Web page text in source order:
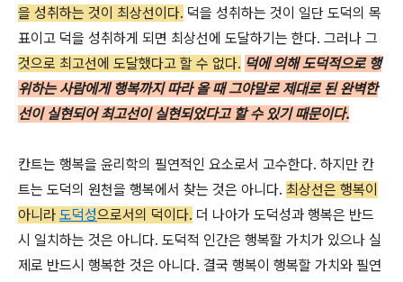
을 성취하는 것이 최상선이다. 덕을 성취하는 것이 일단 도덕의 목
표이고 덕을 성취하게 되면 최상선에 도달하기는 한다. 그러나 그
것으로 최고선에 도달했다고 할 수 없다. 덕에 의해 도덕적으로 행
위하는 사람에게 행복까지 따라 올 때 그야말로 제대로 된 완벽한
선이 실현되어 최고선이 실현되었다고 할 수 있기 때문이다.
칸트는 행복을 윤리학의 필연적인 요소로서 고수한다. 하지만 칸
트는 도덕의 원천을 행복에서 찾는 것은 아니다. 최상선은 행복이
아니라 도덕성으로서의 덕이다. 더 나아가 도덕성과 행복은 반드
시 일치하는 것은 아니다. 도덕적 인간은 행복할 가치가 있으나 실
제로 반드시 행복한 것은 아니다. 결국 행복이 행복할 가치와 필연